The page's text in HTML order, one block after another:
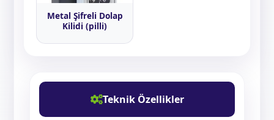
Teknik Özellikler
Metal Şifreli Dolap
Kilidi (pilli)